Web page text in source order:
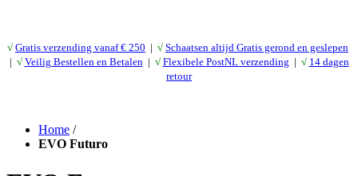
√ Gratis verzending vanaf € 250 | √ Schaatsen altijd Gratis gerond en geslepen
| √ Veilig Bestellen en Betalen | √ Flexibele PostNL verzending | √ 14 dagen
retour
Home /
EVO Futuro